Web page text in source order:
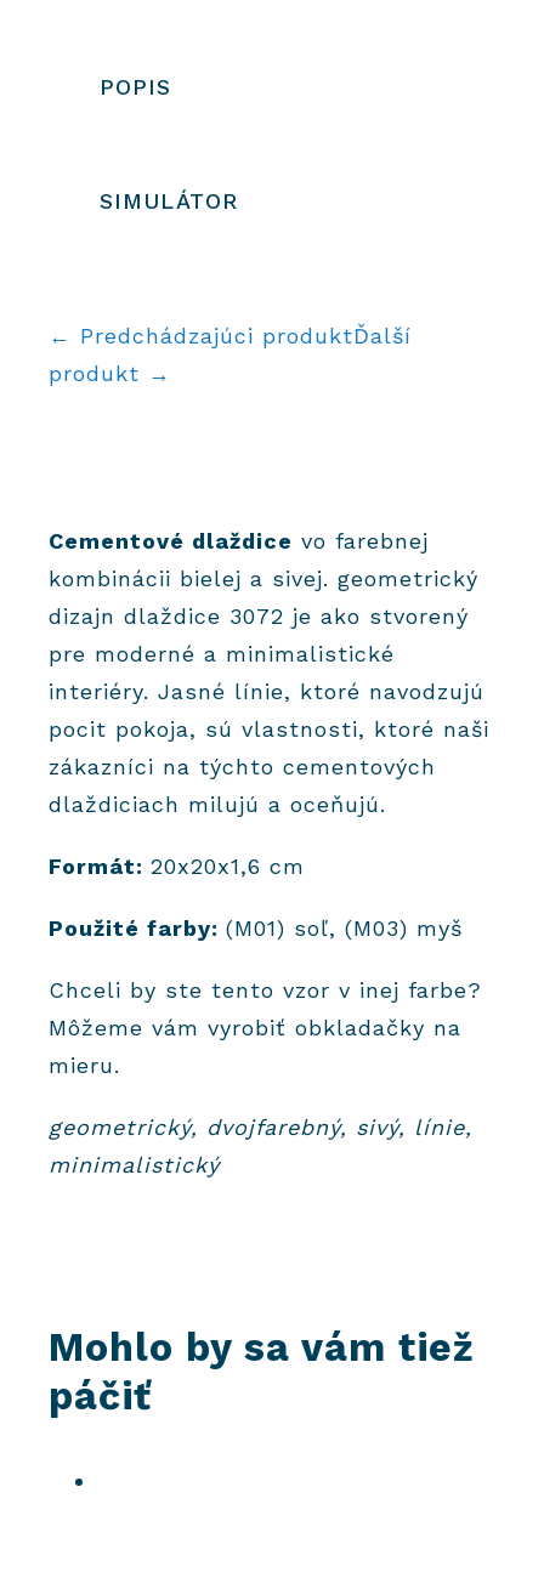
POPIS
SIMULÁTOR
← Predchádzajúci produktĎalší
produkt →
Cementové dlaždice vo farebnej
kombinácii bielej a sivej. geometrický
dizajn dlaždice 3072 je ako stvorený
pre moderné a minimalistické
interiéry. Jasné línie, ktoré navodzujú
pocit pokoja, sú vlastnosti, ktoré naši
zákazníci na týchto cementových
dlaždiciach milujú a oceňujú.
Formát: 20x20x1,6 cm
Použité farby: (M01) soľ, (M03) myš
Chceli by ste tento vzor v inej farbe?
Môžeme vám vyrobiť obkladačky na
mieru.
geometrický, dvojfarebný, sivý, línie,
minimalistický
Mohlo by sa vám tiež
páčiť